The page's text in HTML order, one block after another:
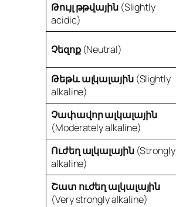
Թույլ թթվային(Slightly
acidic)
Չեզոք(Neutral)
Թեթև ալկալային(Slightly
alkaline)
Չափավոր ալկալային
(Moderately alkaline)
Ուժեղ ալկալային(Strongly
alkaline)
Շատ ուժեղ ալկալային
(Very strongly alkaline)